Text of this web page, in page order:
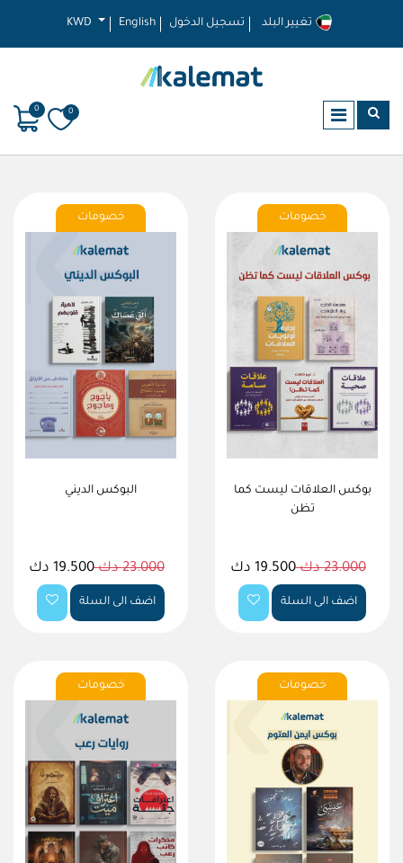
KWD English تسجيل الدخول
0
0
خصومات
بوكس العلاقات ليست كما
تظن
23.000 دك 19.500 دك
اضف الى السلة
خصومات
البوكس الديني
23.000 دك 19.500 دك
اضف الى السلة
خصومات خصومات